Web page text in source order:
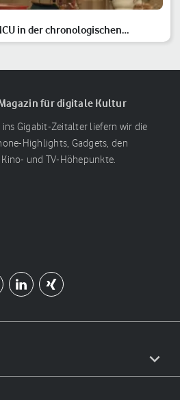
in der chronologischen
für digitale Kultur
ins Gigabit-Zeitalter liefern wir die
Highlights, Gadgets, den
und TV-Höhepunkte.